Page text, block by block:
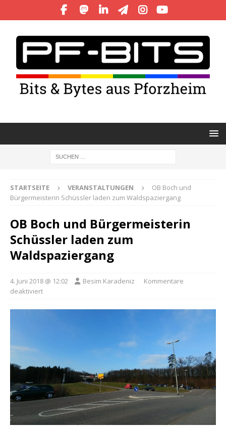
STARTSEITE VERANSTALTUNGEN
OB Boch und
Bürgermeisterin Schüssler laden zum Waldspaziergang
OB Boch und Bürgermeisterin
Schüssler laden zum
Waldspaziergang
4. Juni 2018 @ 12:02 Besim Karadeniz
Kommentare
deaktiviert